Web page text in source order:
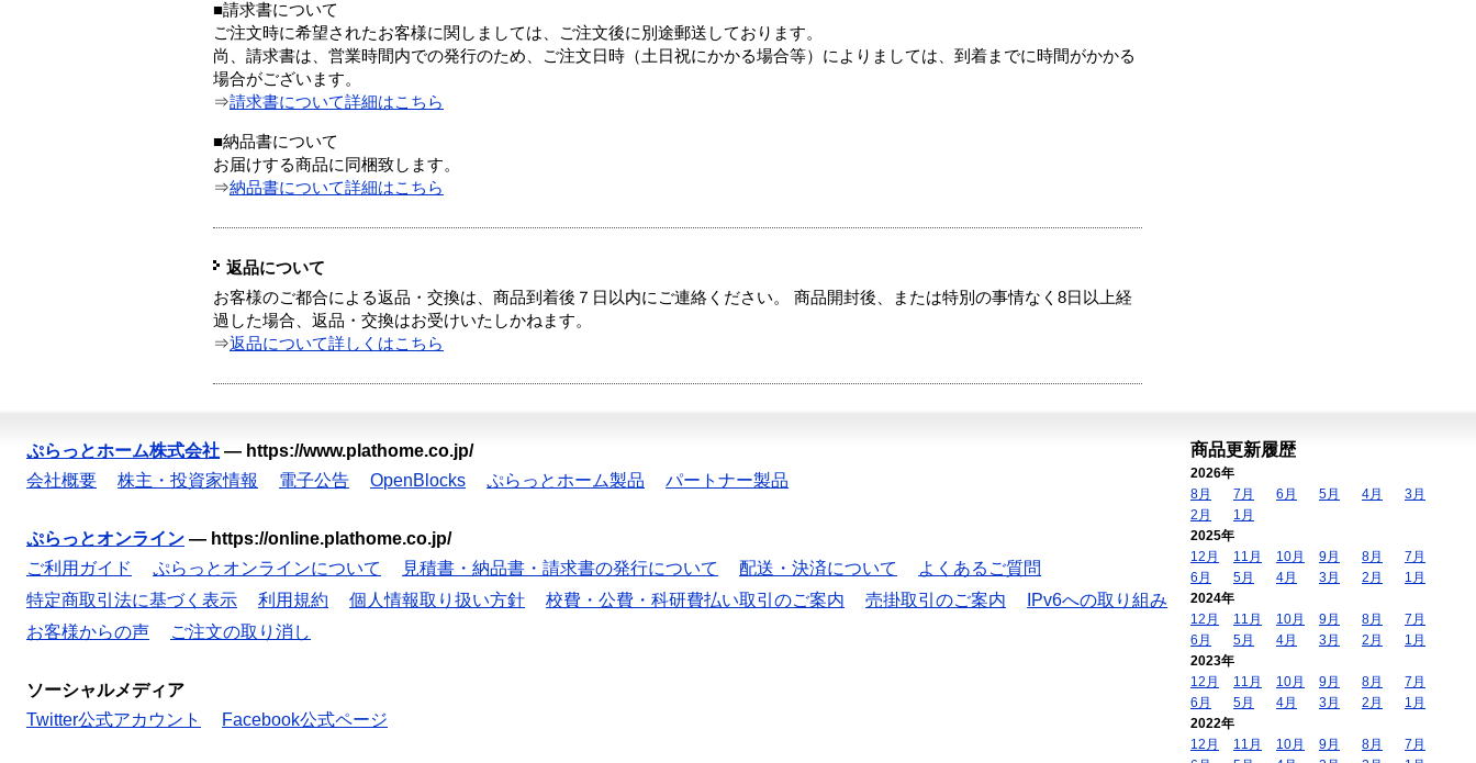
■請求書について
ご注文時に希望されたお客様に関しましては、ご注文後に別途郵送しております。
尚、請求書は、営業時間内での発行のため、ご注文日時（土日祝にかかる場合等）によりましては、到着までに時間がかかる
場合がございます。
⇒請求書について詳細はこちら
■納品書について
お届けする商品に同梱致します。
⇒納品書について詳細はこちら
返品について
お客様のご都合による返品・交換は、商品到着後７日以内にご連絡ください。 商品開封後、または特別の事情なく8日以上経
過した場合、返品・交換はお受けいたしかねます。
⇒返品について詳しくはこちら
ぷらっとホーム株式会社 — https://www.plathome.co.jp/
会社概要
株主・投資家情報 電子公告 OpenBlocks ぷらっとホーム製品 パートナー製品
ぷらっとオンライン — https://online.plathome.co.jp/
ご利用ガイド
ぷらっとオンラインについて 見積書・納品書・請求書の発行について 配送・決済について
よくあるご質問
特定商取引法に基づく表示
利用規約 個人情報取り扱い方針 校費・公費・科研費払い取引のご案内 売掛取引のご案内
IPv6への取り組み
お客様からの声
ご注文の取り消し
ソーシャルメディア
Twitter公式アカウント
Facebook公式ページ
商品更新履歴
2026年
8月
7月 6月 5月 4月
3月
2月
1月
2025年
12月
11月 10月 9月 8月
7月
6月
5月 4月 3月 2月
1月
2024年
12月
11月 10月 9月 8月
7月
6月
5月 4月 3月 2月
1月
2023年
12月
11月 10月 9月 8月
7月
6月
5月 4月 3月 2月
1月
2022年
12月
11月 10月 9月 8月
7月